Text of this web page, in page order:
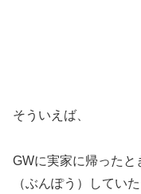
そういえば、
GWに実家に帰った
（ぶんぽう）していた